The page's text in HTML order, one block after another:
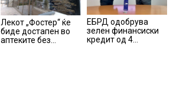
Лекот „Фостер“ ќе
биде достапен во
аптеките без
ЕБРД одобрува
зелен финансиски
кредит од 4